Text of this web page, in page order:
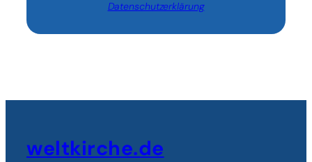
Datenschutzerklärung
weltkirche.de